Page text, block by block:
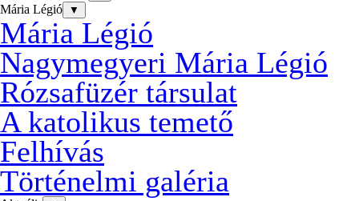
Mária Légió ▼
Mária Légió
Nagymegyeri Mária Légió
Rózsafüzér társulat
A katolikus temető
Felhívás
Történelmi galéria